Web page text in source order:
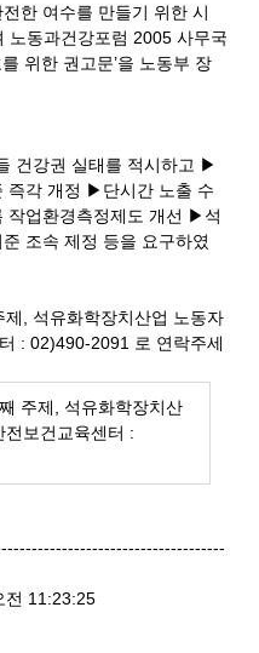
한 여수를 만들기 위한 시
노동과건강포럼 2005 사무국
위한 권고문’을 노동부 장
건강권 실태를 적시하고 ▶
즉각 개정 ▶단시간 노출 수
작업환경측정제도 개선 ▶석
조속 제정 등을 요구하였
, 석유화학장치산업 노동자
: 02)490-2091 로 연락주세
주제, 석유화학장치산
보건교육센터 :
전 11:23:25